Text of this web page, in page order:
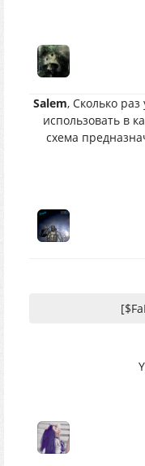
Salem, Сколько
использовать в
схема